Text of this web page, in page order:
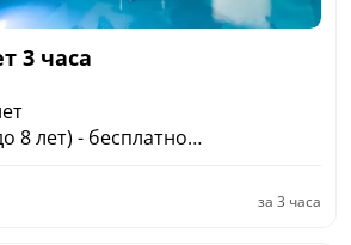
3 часа
8 лет) - бесплатно
за 3 часа